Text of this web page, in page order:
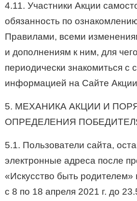
4.11. Участники Акции
обязанность по
Правилами, всеми
и дополнениям к ним, для
периодически знакомиться с
информацией на Сайте
5. МЕХАНИКА АКЦИИ И
ОПРЕДЕЛЕНИЯ
5.1. Пользователи сайта,
электронные адреса после
«Искусство быть родителем»
с 8 по 18 апреля 2021 г. до